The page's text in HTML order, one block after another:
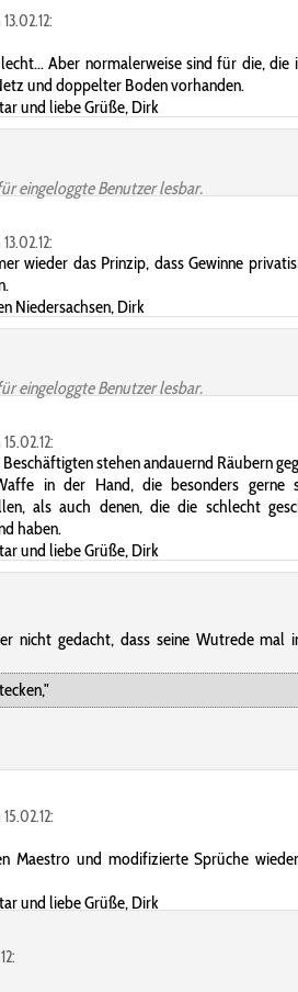
Aber normalerweise sind für die, die
und doppelter Boden vorhanden.
und liebe Grüße, Dirk
eingeloggte Benutzer lesbar.
wieder das Prinzip, dass Gewinne
Niedersachsen, Dirk
eingeloggte Benutzer lesbar.
Beschäftigten stehen andauernd Räubern
in der Hand, die besonders gerne
als auch denen, die die schlecht
haben.
und liebe Grüße, Dirk
nicht gedacht, dass seine Wutrede mal
Maestro und modifizierte Sprüche
und liebe Grüße, Dirk